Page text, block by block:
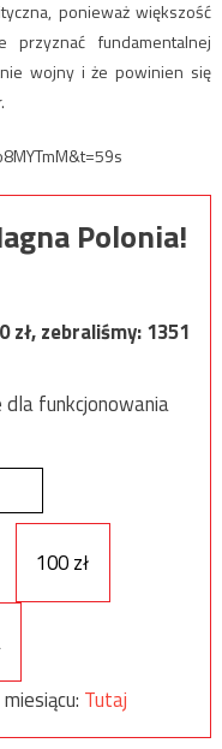
ponieważ większość
fundamentalnej
wojny i że powinien się
Polonia!
zł, zebraliśmy:1351
funkcjonowania
100 zł
Tutaj